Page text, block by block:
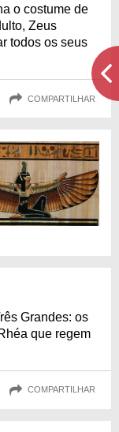
o costume de
Zeus
todos os seus
COMPARTILHAR
Grandes: os
que regem
COMPARTILHAR